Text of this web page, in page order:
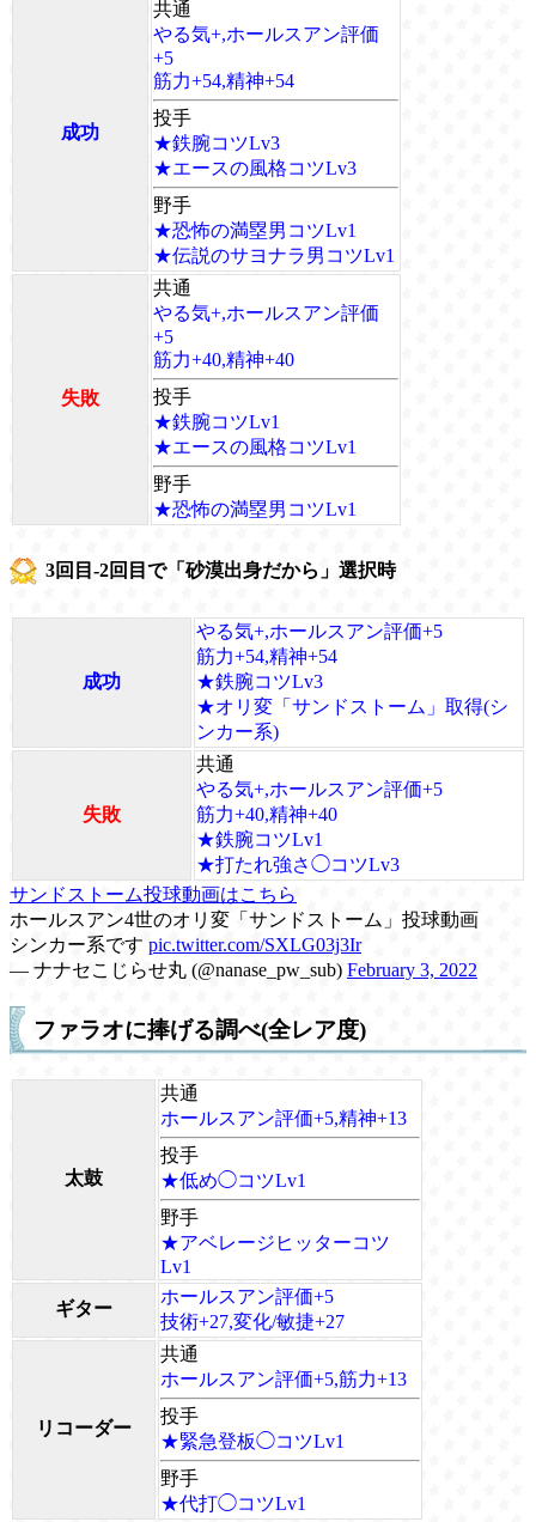
成功
共通
やる気+,ホールスアン評価
+5
筋力+54,精神+54
投手
★鉄腕コツLv3
★エースの風格コツLv3
野手
★恐怖の満塁男コツLv1
★伝説のサヨナラ男コツLv1
失敗
共通
やる気+,ホールスアン評価
+5
筋力+40,精神+40
投手
★鉄腕コツLv1
★エースの風格コツLv1
野手
★恐怖の満塁男コツLv1
3回目-2回目で「砂漠出身だから」選択時
成功
やる気+,ホールスアン評価+5
筋力+54,精神+54
★鉄腕コツLv3
★オリ変「サンドストーム」取得(シ
ンカー系)
失敗
共通
やる気+,ホールスアン評価+5
筋力+40,精神+40
★鉄腕コツLv1
★打たれ強さ◯コツLv3
サンドストーム投球動画はこちら
ホールスアン4世のオリ変「サンドストーム」投球動画
シンカー系です pic.twitter.com/SXLG03j3Ir
— ナナセこじらせ丸 (@nanase_pw_sub) February 3, 2022
ファラオに捧げる調べ(全レア度)
太鼓
共通
ホールスアン評価+5,精神+13
投手
★低め◯コツLv1
野手
★アベレージヒッターコツ
Lv1
ギター
ホールスアン評価+5
技術+27,変化/敏捷+27
リコーダー
共通
ホールスアン評価+5,筋力+13
投手
★緊急登板◯コツLv1
野手
★代打◯コツLv1